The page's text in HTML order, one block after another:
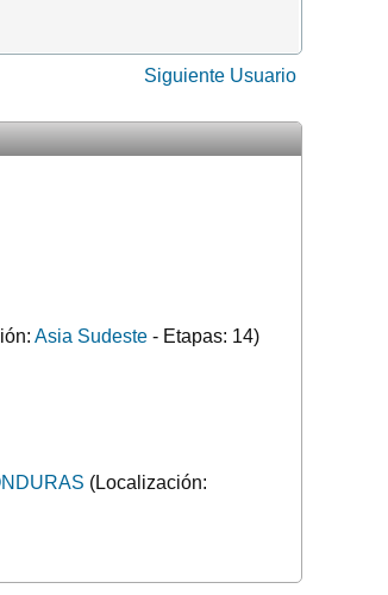
Siguiente Usuario
Asia Sudeste - Etapas: 14)
(Localización: